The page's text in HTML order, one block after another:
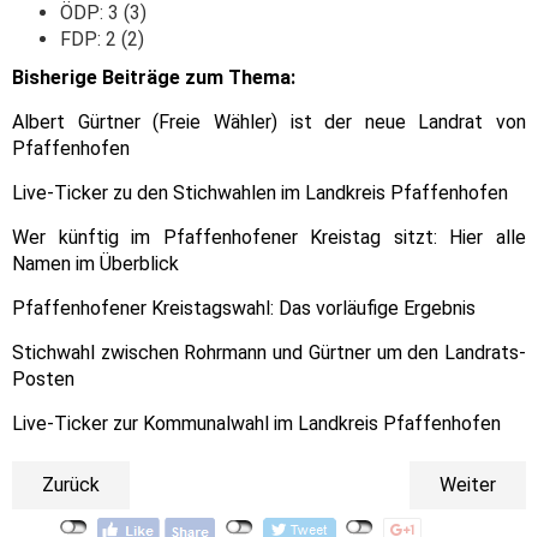
ÖDP: 3 (3)
FDP: 2 (2)
Bisherige Beiträge zum Thema:
Albert Gürtner (Freie Wähler) ist der neue Landrat von
Pfaffenhofen
Live-Ticker zu den Stichwahlen im Landkreis Pfaffenhofen
Wer künftig im Pfaffenhofener Kreistag sitzt: Hier alle
Namen im Überblick
Pfaffenhofener Kreistagswahl: Das vorläufige Ergebnis
Stichwahl zwischen Rohrmann und Gürtner um den Landrats-
Posten
Live-Ticker zur Kommunalwahl im Landkreis Pfaffenhofen
Zurück Weiter